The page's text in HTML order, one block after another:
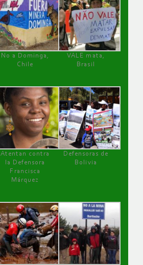
No a Dominga,
Chile
VALE mata,
Brasil
Atentan contra
la Defensora
Francisca
Márquez
Defensoras de
Bolivia